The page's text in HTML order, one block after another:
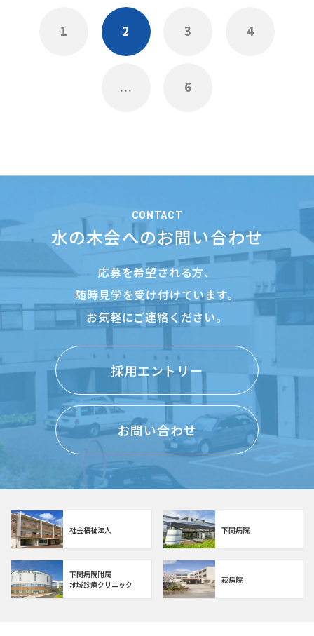
1 2 3 4
... 6
CONTACT
水の木会へのお問い合わせ
応募を希望される方、
随時見学を受け付けています。
お気軽にご連絡ください。
採用エントリー
お問い合わせ
社会福祉法人 下関病院
下関病院附属
地域診療クリニック
萩病院